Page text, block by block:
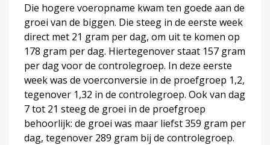
Die hogere voeropname kwam ten goede aan de
groei van de biggen. Die steeg in de eerste week
direct met 21 gram per dag, om uit te komen op
178 gram per dag. Hiertegenover staat 157 gram
per dag voor de controlegroep. In deze eerste
week was de voerconversie in de proefgroep 1,2,
tegenover 1,32 in de controlegroep. Ook van dag
7 tot 21 steeg de groei in de proefgroep
behoorlijk: de groei was maar liefst 359 gram per
dag, tegenover 289 gram bij de controlegroep.